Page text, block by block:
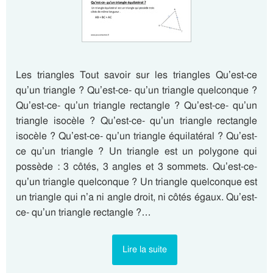
Les triangles Tout savoir sur les triangles Qu’est-ce
qu’un triangle ? Qu’est-ce- qu’un triangle quelconque ?
Qu’est-ce- qu’un triangle rectangle ? Qu’est-ce- qu’un
triangle isocèle ? Qu’est-ce- qu’un triangle rectangle
isocèle ? Qu’est-ce- qu’un triangle équilatéral ? Qu’est-
ce qu’un triangle ? Un triangle est un polygone qui
possède : 3 côtés, 3 angles et 3 sommets. Qu’est-ce-
qu’un triangle quelconque ? Un triangle quelconque est
un triangle qui n’a ni angle droit, ni côtés égaux. Qu’est-
ce- qu’un triangle rectangle ?…
Lire la suite